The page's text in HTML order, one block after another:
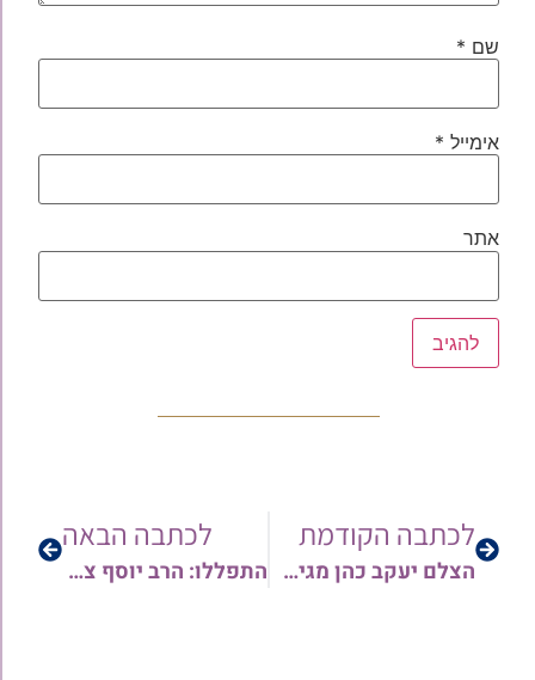
שם *
אימייל *
אתר
לכתבה הקודמת
הצלם יעקב כהן מגיש: גלריות מהשבוע החולף // מרן הגר"ש בעדני במסיבת חומש ובניחום אבלים • הגר"י סרי נואם ועוד…
לכתבה הבאה
התפללו: הרב יוסף צדוק נדבק בקורונה מורדם ומונשם וזקוק לתפילות שלנו!